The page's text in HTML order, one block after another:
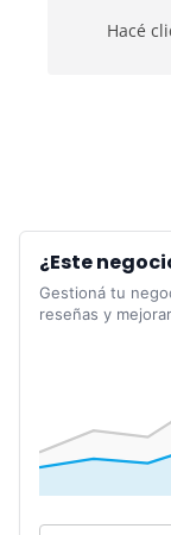
Hacé
¿Este
Gestioná tu
reseñas y